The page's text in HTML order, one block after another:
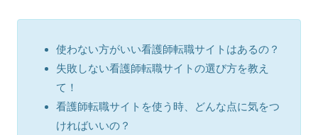
使わない方がいい看護師転職サイトはあるの？
失敗しない看護師転職サイトの選び方を教え
て！
看護師転職サイトを使う時、どんな点に気をつ
ければいいの？